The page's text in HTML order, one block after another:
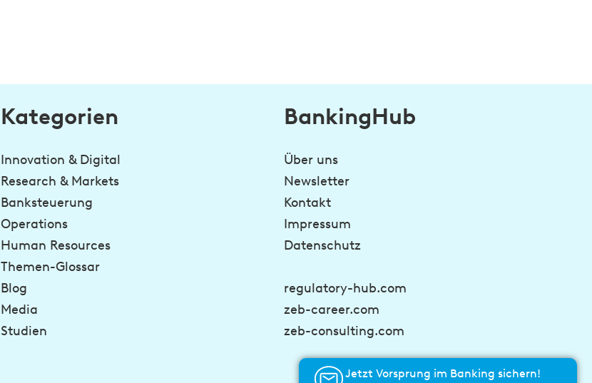
Kategorien
Innovation & Digital
Research & Markets
Banksteuerung
Operations
Human Resources
Themen-Glossar
Blog
Media
Studien
BankingHub
Über uns
Newsletter
Kontakt
Impressum
Datenschutz
regulatory-hub.com
zeb-career.com
zeb-consulting.com
Jetzt Vorsprung im Banking sichern!